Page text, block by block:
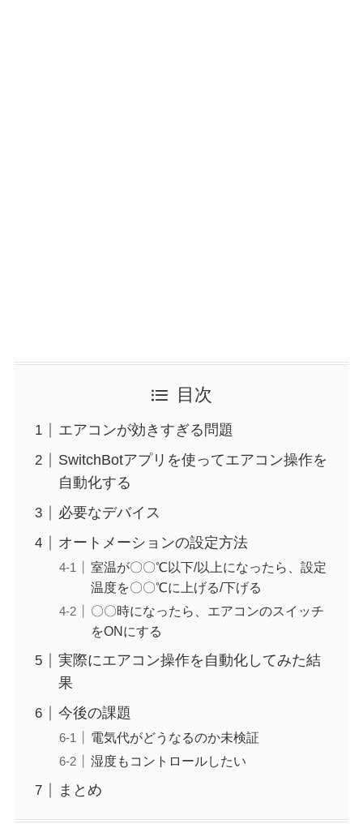
目次
エアコンが効きすぎる問題
SwitchBotアプリを使ってエアコン操作を
自動化する
必要なデバイス
オートメーションの設定方法
室温が〇〇℃以下/以上になったら、設定
温度を〇〇℃に上げる/下げる
〇〇時になったら、エアコンのスイッチ
をONにする
実際にエアコン操作を自動化してみた結
果
今後の課題
電気代がどうなるのか未検証
湿度もコントロールしたい
まとめ